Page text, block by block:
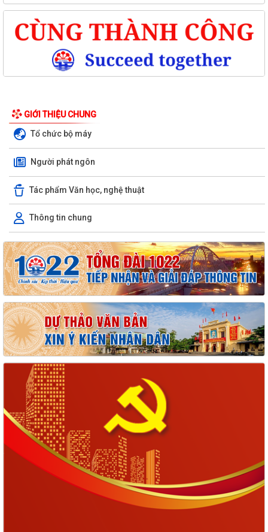
GIỚI THIỆU CHUNG
Tổ chức bộ máy
Người phát ngôn
Tác phẩm Văn học, nghệ thuật
Thông tin chung